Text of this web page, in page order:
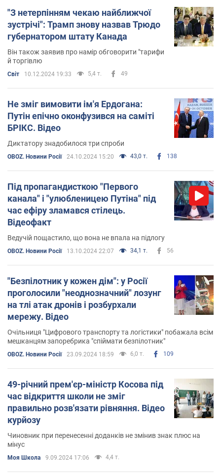
"З нетерпінням чекаю найближчої
зустрічі": Трамп знову назвав Трюдо
губернатором штату Канада
Він також заявив про намір обговорити "тарифи
й торгівлю
Світ 10.12.2024 19:33 5,4 т. 49
Не зміг вимовити ім'я Ердогана:
Путін епічно оконфузився на саміті
БРІКС. Відео
Диктатору знадобилося три спроби
OBOZ. Новини Росії 24.10.2024 15:20 43,0 т. 138
Під пропагандисткою "Первого
канала" і "улюбленицею Путіна" під
час ефіру зламався стілець.
Відеофакт
Ведучій пощастило, що вона не впала на підлогу
OBOZ. Новини Росії 13.10.2024 22:07 34,1 т. 56
"Безпілотник у кожен дім": у Росії
проголосили "неоднозначний" лозунг
на тлі атак дронів і розбурхали
мережу. Відео
Очільниця "Цифрового транспорту та логістики" побажала всім
мешканцям запоребрика "спіймати безпілотник"
OBOZ. Новини Росії 23.09.2024 18:59 6,0 т. 109
49-річний прем'єр-міністр Косова під
час відкриття школи не зміг
правильно розв'язати рівняння. Відео
курйозу
Чиновник при перенесенні доданків не змінив знак плюс на
мінус
Моя Школа 9.09.2024 17:06 4,4 т.